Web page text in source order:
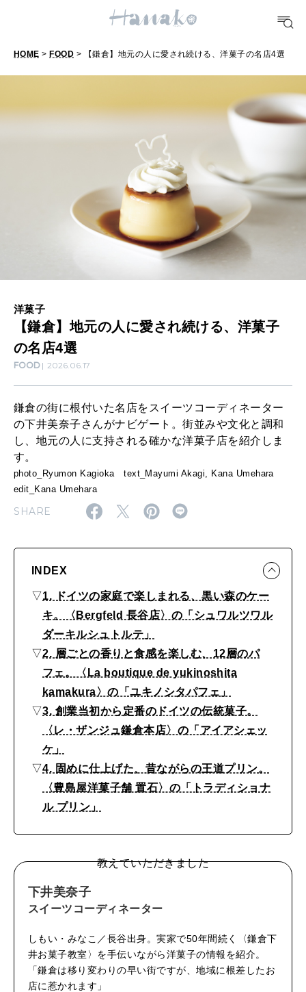
[12星座別] Weekly Holoscope
[12星座別] Monthly Love Holoscope
女神まり愛のタロットメッセージ
算命学がわかる今月のあなた
自分にやさしく
LEARN
知る、考える
MAMA
ママもいろいろ
わたしができること
WORK&MONEY
MAGAZINE
2026年8月号『お茶の時間です。』
2026年6月号「大銀座 トレンドが生まれる 新しい一流店へ。」
2026年5月号「“大好き”に出会いに。韓国」
2026年4月号「未来をつくる、学びの教科書。」
2026年2月号「良運を掴む 新・開運術。」
2025年12月号「お酒の新常識。」
MAGAZINE MOOK
FOLLOW US!
【
倉
愛
さ
れ
続
け
、
洋
菓
子
の
店
選
HOME > FOOD > 【鎌倉】地元の人に愛され続ける、洋菓子の名店4選
洋菓子
【鎌倉】地元の人に愛され続ける、洋菓子
の名店4選
FOOD 2026.06.17
鎌倉の街に根付いた名店をスイーツコーディネーター
の下井美奈子さんがナビゲート。街並みや文化と調和
し、地元の人に支持される確かな洋菓子店を紹介しま
す。
photo_Ryumon Kagioka text_Mayumi Akagi, Kana Umehara
edit_Kana Umehara
SHARE
INDEX
▽1. ドイツの家庭で楽しまれる、黒い森のケー
キ。〈Bergfeld 長谷店〉の「シュワルツワル
ダーキルシュトルテ」
▽2. 層ごとの香りと食感を楽しむ、12層のパ
フェ。〈La boutique de yukinoshita
kamakura〉の「ユキノシタパフェ」
▽3. 創業当初から定番のドイツの伝統菓子。
〈レ・ザンジュ鎌倉本店〉の「アイアシェッ
ケ」
▽4. 固めに仕上げた、昔ながらの王道プリン。
〈豊島屋洋菓子舗 置石〉の「トラディショナ
ル プリン」
教えていただきました
下井美奈子
スイーツコーディネーター
しもい・みなこ／長谷出身。実家で50年間続く〈鎌倉下
井お菓子教室〉を手伝いながら洋菓子の情報を紹介。
「鎌倉は移り変わりの早い街ですが、地域に根差したお
店に惹かれます」